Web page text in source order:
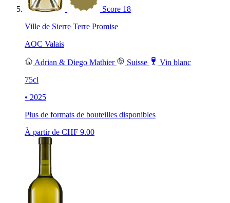
Score 18
Ville de Sierre Terre Promise
AOC Valais
Adrian & Diego Mathier Suisse
Vin blanc
75cl
• 2025
Plus de formats de bouteilles disponibles
À partir de CHF 9.00